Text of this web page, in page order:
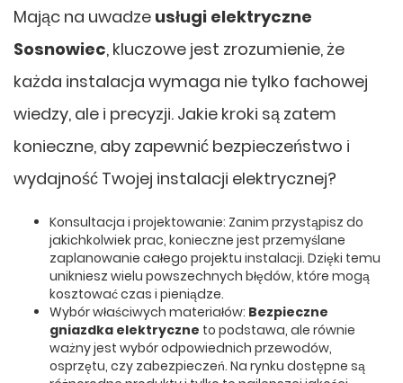
Mając na uwadze usługi elektryczne
Sosnowiec, kluczowe jest zrozumienie, że
każda instalacja wymaga nie tylko fachowej
wiedzy, ale i precyzji. Jakie kroki są zatem
konieczne, aby zapewnić bezpieczeństwo i
wydajność Twojej instalacji elektrycznej?
Konsultacja i projektowanie: Zanim przystąpisz do
jakichkolwiek prac, konieczne jest przemyślane
zaplanowanie całego projektu instalacji. Dzięki temu
unikniesz wielu powszechnych błędów, które mogą
kosztować czas i pieniądze.
Wybór właściwych materiałów: Bezpieczne
gniazdka elektryczne to podstawa, ale równie
ważny jest wybór odpowiednich przewodów,
osprzętu, czy zabezpieczeń. Na rynku dostępne są